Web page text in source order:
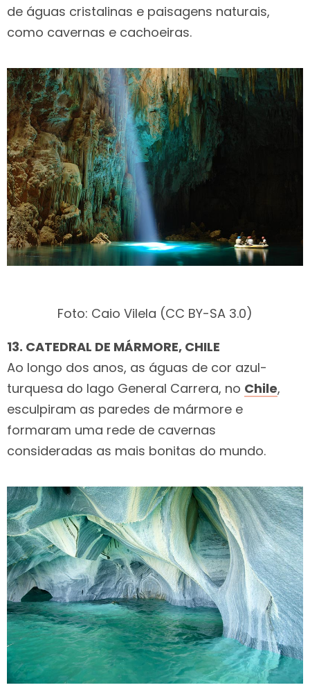
de águas cristalinas e paisagens naturais,
como cavernas e cachoeiras.
Foto: Caio Vilela (CC BY-SA 3.0)
13. CATEDRAL DE MÁRMORE, CHILE
Ao longo dos anos, as águas de cor azul-
turquesa do lago General Carrera, no Chile,
esculpiram as paredes de mármore e
formaram uma rede de cavernas
consideradas as mais bonitas do mundo.